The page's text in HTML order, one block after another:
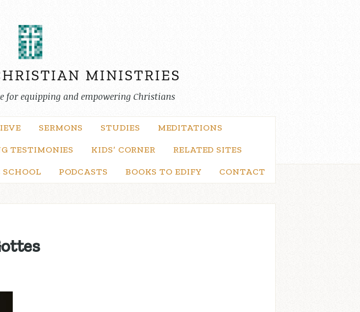
for equipping and empowering Christians
SERMONS STUDIES MEDITATIONS
TESTIMONIES KIDS’ CORNER RELATED SITES
PODCASTS BOOKS TO EDIFY CONTACT